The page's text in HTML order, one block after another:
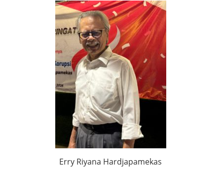
Erry Riyana Hardjapamekas